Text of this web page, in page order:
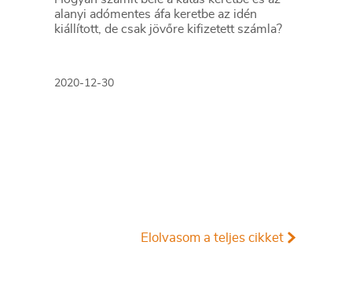
alanyi adómentes áfa keretbe az idén
kiállított, de csak jövőre kifizetett számla?
2020-12-30
Elolvasom a teljes cikket